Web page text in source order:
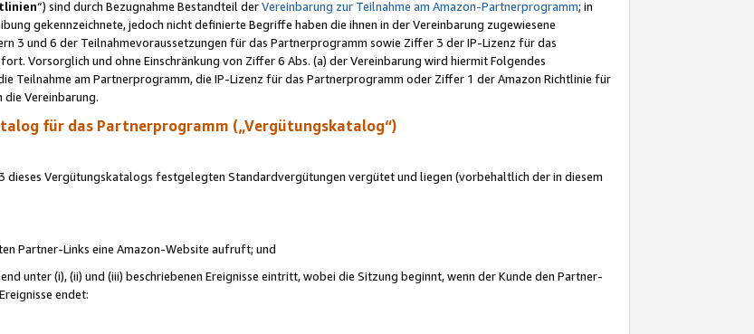
“) sind durch Bezugnahme Bestandteil derVereinbarung zur Teilnahme am Amazon-Partnerprogramm; in
gekennzeichnete, jedoch nicht definierte Begriffe haben die ihnen in der Vereinbarung zugewiesene
3 und 6 der Teilnahmevoraussetzungen für das Partnerprogramm sowie Ziffer 3 der IP-Lizenz für das
Vorsorglich und ohne Einschränkung von Ziffer 6 Abs. (a) der Vereinbarung wird hiermit Folgendes
Teilnahme am Partnerprogramm, die IP-Lizenz für das Partnerprogramm oder Ziffer 1 der Amazon Richtlinie für
Vereinbarung.
für das Partnerprogramm („Vergütungskatalog“)
dieses Vergütungskatalogs festgelegten Standardvergütungen vergütet und liegen (vorbehaltlich der in diesem
Partner-Links eine Amazon-Website aufruft; und
unter (i), (ii) und (iii) beschriebenen Ereignisse eintritt, wobei die Sitzung beginnt, wenn der Kunde den Partner-
endet: